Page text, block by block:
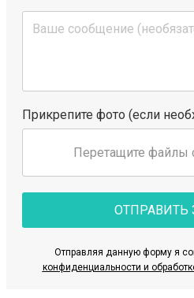
Прикрепите фото (если
Перетащите файлы
ОТПРАВИТЬ
Отправляя данную форму я
конфиденциальности и